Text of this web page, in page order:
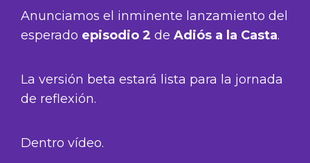
Anunciamos el inminente lanzamiento del
esperado episodio 2 de Adiós a la Casta.
La versión beta estará lista para la jornada
de reflexión.
Dentro vídeo.